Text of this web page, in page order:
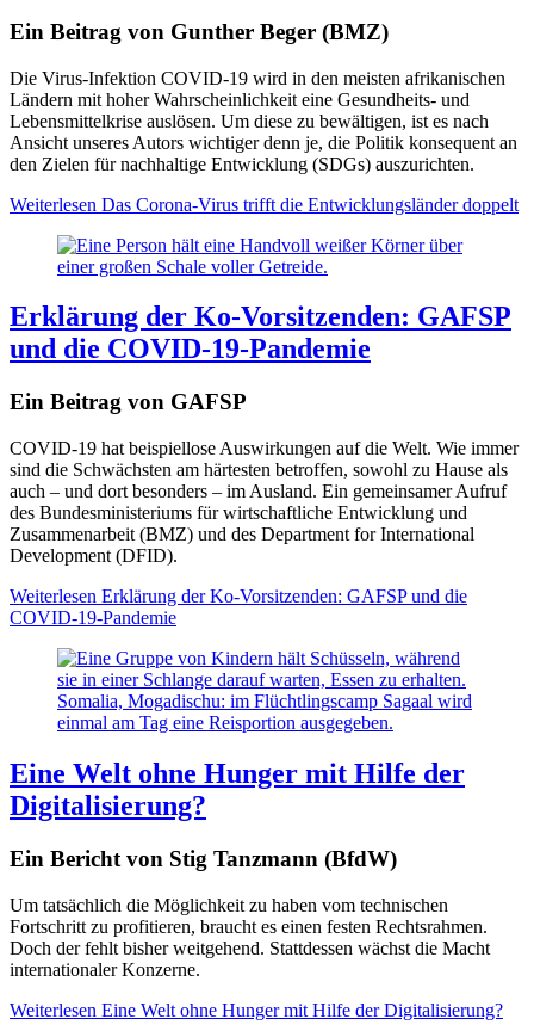
Ein Beitrag von Gunther Beger (BMZ)
Die Virus-Infektion COVID-19 wird in den meisten afrikanischen
Ländern mit hoher Wahrscheinlichkeit eine Gesundheits- und
Lebensmittelkrise auslösen. Um diese zu bewältigen, ist es nach
Ansicht unseres Autors wichtiger denn je, die Politik konsequent an
den Zielen für nachhaltige Entwicklung (SDGs) auszurichten.
Weiterlesen Das Corona-Virus trifft die Entwicklungsländer doppelt
Erklärung der Ko-Vorsitzenden: GAFSP
und die COVID-19-Pandemie
Ein Beitrag von GAFSP
COVID-19 hat beispiellose Auswirkungen auf die Welt. Wie immer
sind die Schwächsten am härtesten betroffen, sowohl zu Hause als
auch – und dort besonders – im Ausland. Ein gemeinsamer Aufruf
des Bundesministeriums für wirtschaftliche Entwicklung und
Zusammenarbeit (BMZ) und des Department for International
Development (DFID).
Weiterlesen Erklärung der Ko-Vorsitzenden: GAFSP und die
COVID-19-Pandemie
Somalia, Mogadischu: im Flüchtlingscamp Sagaal wird
einmal am Tag eine Reisportion ausgegeben.
Eine Welt ohne Hunger mit Hilfe der
Digitalisierung?
Ein Bericht von Stig Tanzmann (BfdW)
Um tatsächlich die Möglichkeit zu haben vom technischen
Fortschritt zu profitieren, braucht es einen festen Rechtsrahmen.
Doch der fehlt bisher weitgehend. Stattdessen wächst die Macht
internationaler Konzerne.
Weiterlesen Eine Welt ohne Hunger mit Hilfe der Digitalisierung?